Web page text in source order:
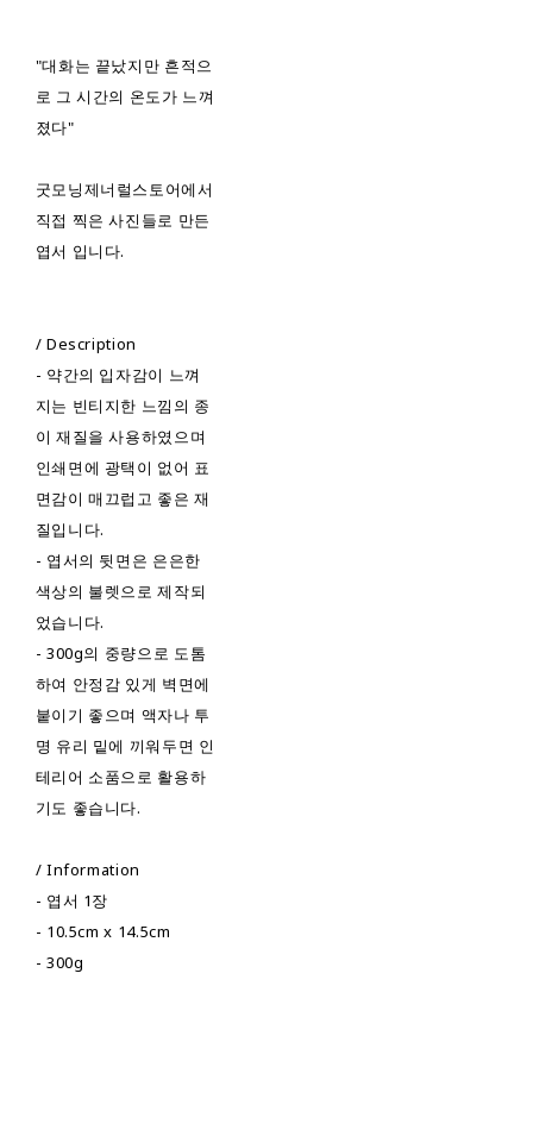
"대화는 끝났지만 흔적으
로 그 시간의 온도가 느껴
졌다"
굿모닝제너럴스토어에서
직접 찍은 사진들로 만든
엽서 입니다.
/ Description
- 약간의 입자감이 느껴
지는 빈티지한 느낌의 종
이 재질을 사용하였으며
인쇄면에 광택이 없어 표
면감이 매끄럽고 좋은 재
질입니다.
- 엽서의 뒷면은 은은한
색상의 불렛으로 제작되
었습니다.
- 300g의 중량으로 도톰
하여 안정감 있게 벽면에
붙이기 좋으며 액자나 투
명 유리 밑에 끼워두면 인
테리어 소품으로 활용하
기도 좋습니다.
/ Information
- 엽서 1장
- 10.5cm x 14.5cm
- 300g